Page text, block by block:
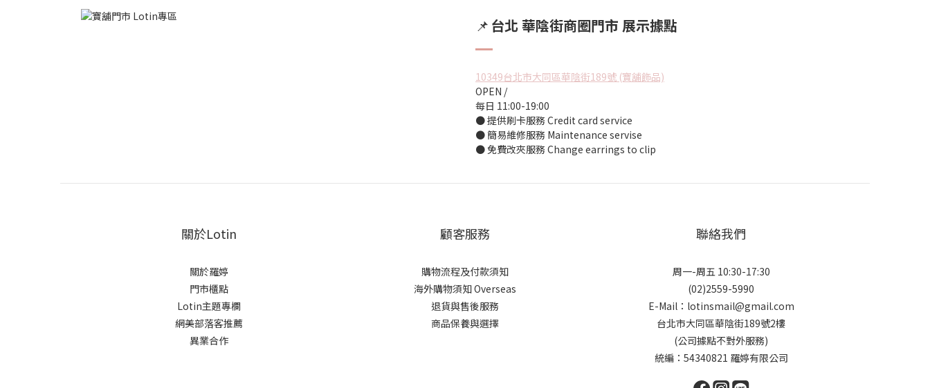
📌 台北 華陰街商圈門市 展示據點
10349台北市大同區華陰街189號 (寶舖飾品)
OPEN /
每日 11:00-19:00
● 提供刷卡服務 Credit card service
● 簡易維修服務 Maintenance servise
● 免費改夾服務 Change earrings to clip
關於Lotin
關於羅婷
門市櫃點
Lotin主題專欄
網美部落客推薦
異業合作
顧客服務
購物流程及付款須知
海外購物須知 Overseas
退貨與售後服務
商品保養與選擇
聯絡我們
周一-周五 10:30-17:30
(02)2559-5990
E-Mail：lotinsmail@gmail.com
台北市大同區華陰街189號2樓
(公司據點不對外服務)
統編：54340821 羅婷有限公司